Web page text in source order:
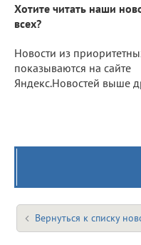
Хотите читать наши
всех?
Новости из
показываются на сайте
Яндекс.Новостей выше
Вернуться к списку